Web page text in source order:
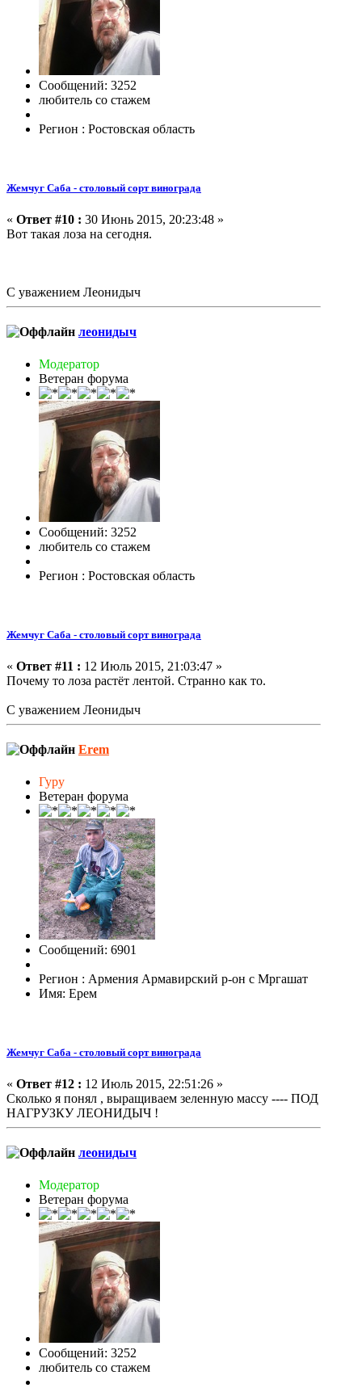
Сообщений: 3252
любитель со стажем
Регион : Ростовская область
Жемчуг Саба - столовый сорт винограда
« Ответ #10 : 30 Июнь 2015, 20:23:48 »
Вот такая лоза на сегодня.
С уважением Леонидыч
леонидыч
Модератор
Ветеран форума
Сообщений: 3252
любитель со стажем
Регион : Ростовская область
Жемчуг Саба - столовый сорт винограда
« Ответ #11 : 12 Июль 2015, 21:03:47 »
Почему то лоза растёт лентой. Странно как то.
С уважением Леонидыч
Erem
Гуру
Ветеран форума
Сообщений: 6901
Регион : Армения Армавирский р-он с Мргашат
Имя: Ерем
Жемчуг Саба - столовый сорт винограда
« Ответ #12 : 12 Июль 2015, 22:51:26 »
Сколько я понял , выращиваем зеленную массу ---- ПОД
НАГРУЗКУ ЛЕОНИДЫЧ !
леонидыч
Модератор
Ветеран форума
Сообщений: 3252
любитель со стажем